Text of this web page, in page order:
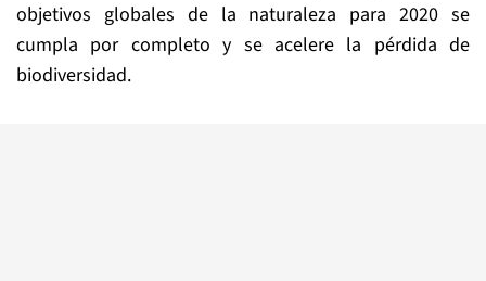
objetivos globales de la naturaleza para 2020 se
cumpla por completo y se acelere la pérdida de
biodiversidad.